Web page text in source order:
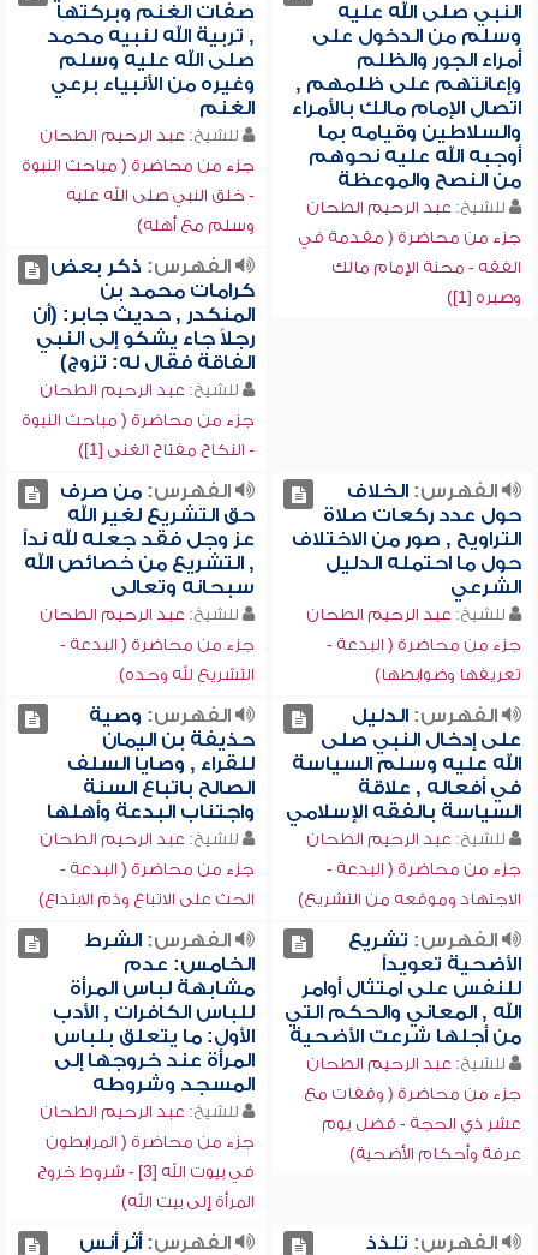
النبي صلى الله عليه
وسلم من الدخول على
أمراء الجور والظلم
وإعانتهم على ظلمهم ,
اتصال الإمام مالك بالأمراء
والسلاطين وقيامه بما
أوجبه الله عليه نحوهم
من النصح والموعظة
للشيخ: عبد الرحيم الطحان
جزء من محاضرة ( مقدمة في
الفقه - محنة الإمام مالك
وصبره [1])
صفات الغنم وبركتها
, تربية الله لنبيه محمد
صلى الله عليه وسلم
وغيره من الأنبياء برعي
الغنم
للشيخ: عبد الرحيم الطحان
جزء من محاضرة ( مباحث النبوة
- خلق النبي صلى الله عليه
وسلم مع أهله)
الفهرس: ذكر بعض
كرامات محمد بن
المنكدر , حديث جابر: (أن
رجلاً جاء يشكو إلى النبي
الفاقة فقال له: تزوج)
للشيخ: عبد الرحيم الطحان
جزء من محاضرة ( مباحث النبوة
- النكاح مفتاح الغنى [1])
الفهرس:الخلاف
حول عدد ركعات صلاة
التراويح , صور من الاختلاف
حول ما احتمله الدليل
الشرعي
للشيخ: عبد الرحيم الطحان
جزء من محاضرة ( البدعة -
تعريفها وضوابطها)
الفهرس:من صرف
حق التشريع لغير الله
عز وجل فقد جعله لله نداً
, التشريع من خصائص الله
سبحانه وتعالى
للشيخ: عبد الرحيم الطحان
جزء من محاضرة ( البدعة -
التشريع لله وحده)
الفهرس:الدليل
على إدخال النبي صلى
الله عليه وسلم السياسة
في أفعاله , علاقة
السياسة بالفقه الإسلامي
للشيخ: عبد الرحيم الطحان
جزء من محاضرة ( البدعة -
الاجتهاد وموقعه من التشريع)
الفهرس: وصية
حذيفة بن اليمان
للقراء , وصايا السلف
الصالح باتباع السنة
واجتناب البدعة وأهلها
للشيخ: عبد الرحيم الطحان
جزء من محاضرة ( البدعة -
الحث على الاتباع وذم الابتداع)
الفهرس: تشريع
الأضحية تعويداً
للنفس على امتثال أوامر
الله , المعاني والحكم التي
من أجلها شرعت الأضحية
للشيخ: عبد الرحيم الطحان
جزء من محاضرة ( وقفات مع
عشر ذي الحجة - فضل يوم
عرفة وأحكام الأضحية)
الفهرس:الشرط
الخامس: عدم
مشابهة لباس المرأة
للباس الكافرات , الأدب
الأول: ما يتعلق بلباس
المرأة عند خروجها إلى
المسجد وشروطه
للشيخ: عبد الرحيم الطحان
جزء من محاضرة ( المرابطون
في بيوت الله [3] - شروط خروج
المرأة إلى بيت الله)
الفهرس: تلذذ
الفهرس:أثر أنس